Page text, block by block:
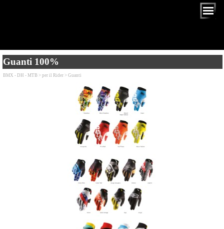
Guanti 100%
BMX - DH - MTB > per il Rider > Guanti